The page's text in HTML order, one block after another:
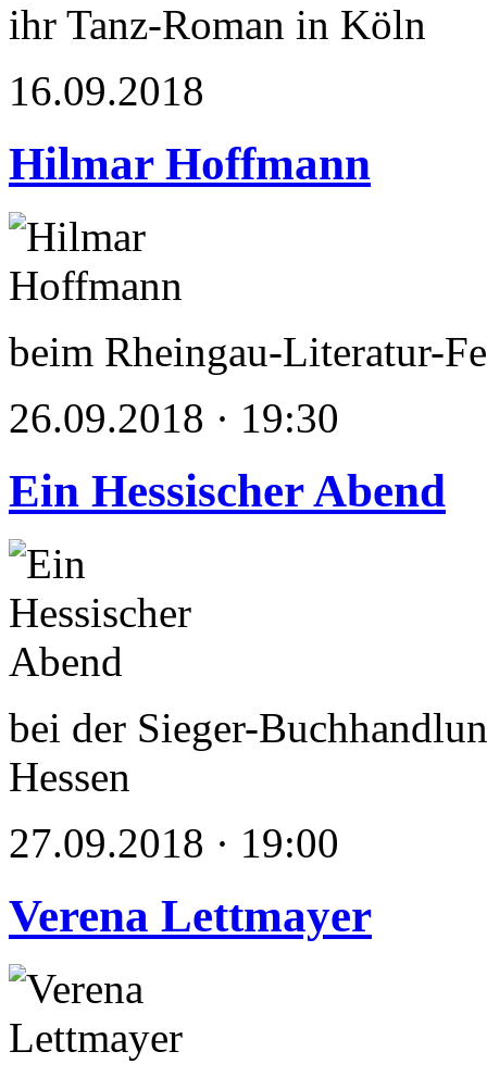
ihr Tanz-Roman in Köln
16.09.2018
Hilmar Hoffmann
beim Rheingau-Literatur-
26.09.2018 · 19:30
Ein Hessischer Abend
bei der Sieger-
Hessen
27.09.2018 · 19:00
Verena Lettmayer